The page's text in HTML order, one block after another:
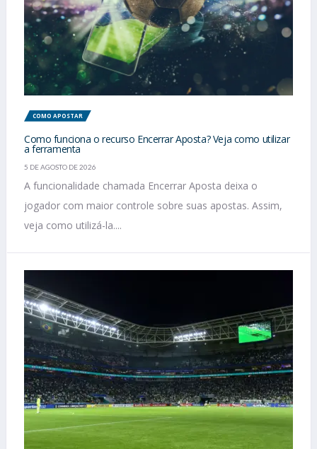
COMO APOSTAR
Como funciona o recurso Encerrar Aposta? Veja como utilizar
a ferramenta
5 DE AGOSTO DE 2026
A funcionalidade chamada Encerrar Aposta deixa o
jogador com maior controle sobre suas apostas. Assim,
veja como utilizá-la....